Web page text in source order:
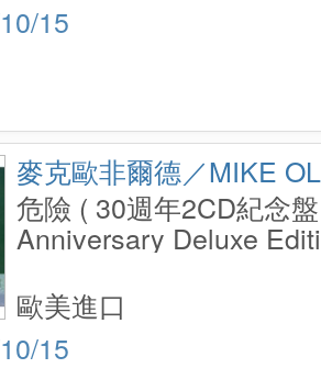
15
麥克歐非爾德／MIKE
危險 ( 30週年2CD紀念
Anniversary Deluxe
15
歐美進口